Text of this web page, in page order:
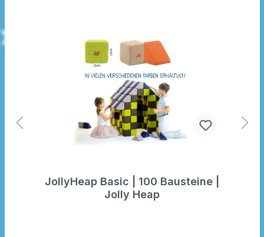
JollyHeap Basic | 100 Bausteine |
Jolly Heap